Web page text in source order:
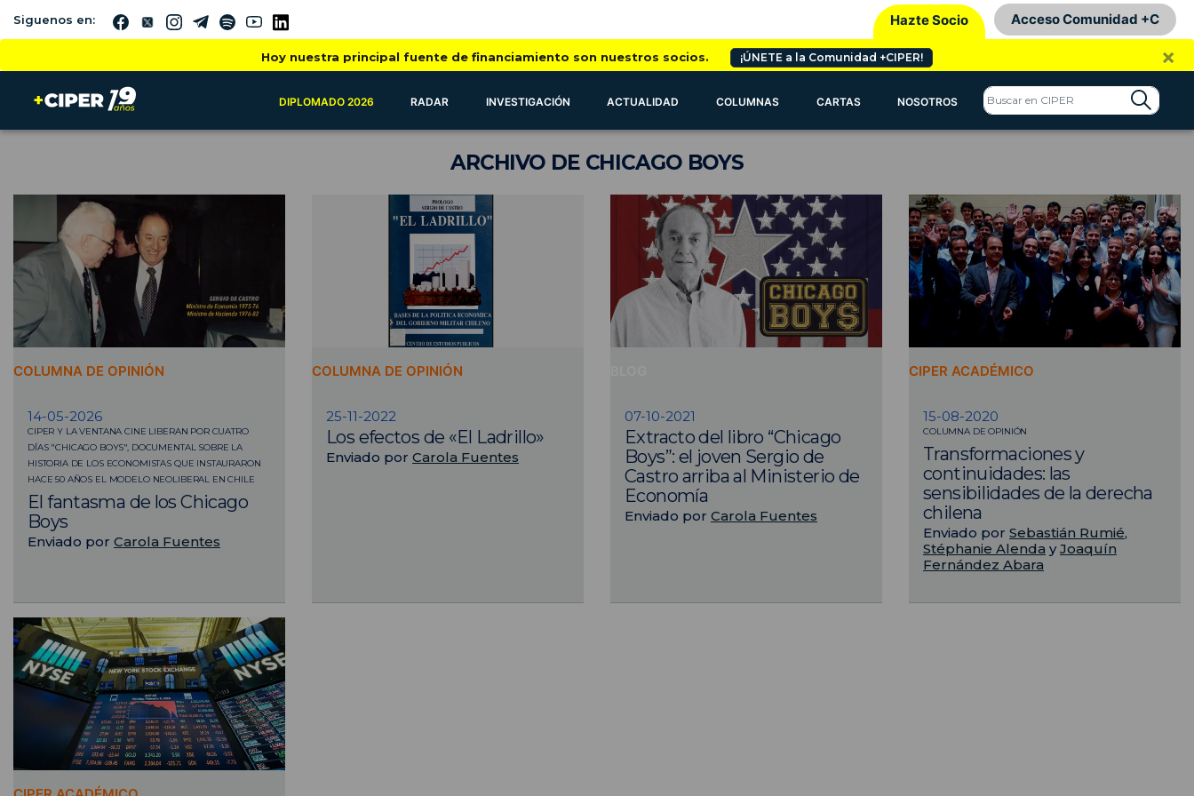
Siguenos en: Hazte Socio Acceso Comunidad +C
Hoy nuestra principal fuente de financiamiento son nuestros socios. ¡ÚNETE a la Comunidad +CIPER! ×
DIPLOMADO 2026 RADAR INVESTIGACIÓN ACTUALIDAD COLUMNAS CARTAS NOSOTROS
ARCHIVO DE CHICAGO BOYS
COLUMNA DE OPINIÓN
14-05-2026
CIPER Y LA VENTANA CINE LIBERAN POR CUATRO
DÍAS "CHICAGO BOYS", DOCUMENTAL SOBRE LA
HISTORIA DE LOS ECONOMISTAS QUE INSTAURARON
HACE 50 AÑOS EL MODELO NEOLIBERAL EN CHILE
El fantasma de los Chicago
Boys
Enviado por Carola Fuentes
COLUMNA DE OPINIÓN
25-11-2022
Los efectos de «El Ladrillo»
Enviado por Carola Fuentes
07-10-2021
Extracto del libro “Chicago
Boys”: el joven Sergio de
Castro arriba al Ministerio de
Economía
Enviado por Carola Fuentes
CIPER ACADÉMICO
15-08-2020
COLUMNA DE OPINIÓN
Transformaciones y
continuidades: las
sensibilidades de la derecha
chilena
Enviado por Sebastián Rumié,
Stéphanie Alenda yJoaquín
Fernández Abara